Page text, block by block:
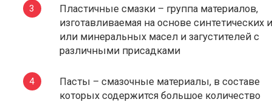
Пластичные смазки – группа материалов,
изготавливаемая на основе синтетических
или минеральных масел и загустителей с
различными присадками
Пасты – смазочные материалы, в составе
которых содержится большое количество